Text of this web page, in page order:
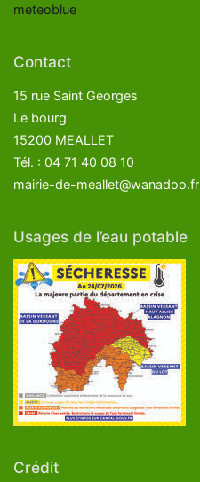
meteoblue
Contact
15 rue Saint Georges
Le bourg
15200 MEALLET
Tél. : 04 71 40 08 10
mairie-de-meallet@wanadoo.fr
Usages de l’eau potable
Crédit